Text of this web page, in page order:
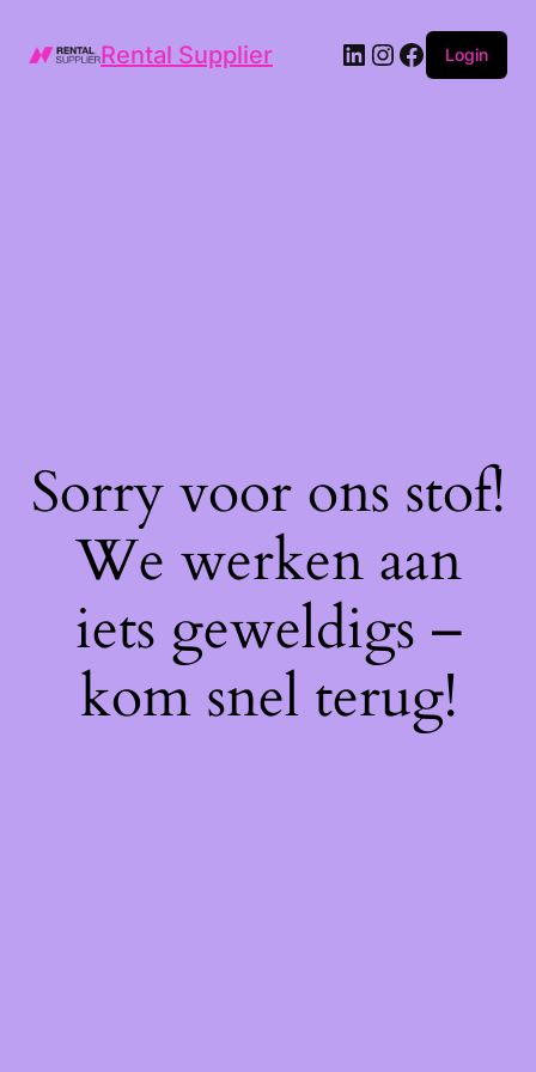
Rental Supplier LinkedIn
Instagram
Facebook
Login
Sorry voor ons stof!
We werken aan
iets geweldigs –
kom snel terug!